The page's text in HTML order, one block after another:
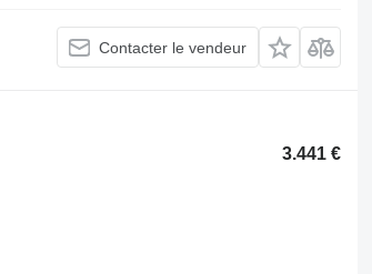
Contacter le vendeur
3.441 €